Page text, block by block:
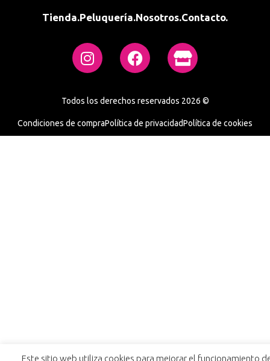
Tienda.Peluquería.Nosotros.Contacto.
Todos los derechos reservados 2026 ©
Condiciones de compraPolítica de privacidadPolítica de cookies
Este sitio web utiliza cookies para mejorar el funcionamiento